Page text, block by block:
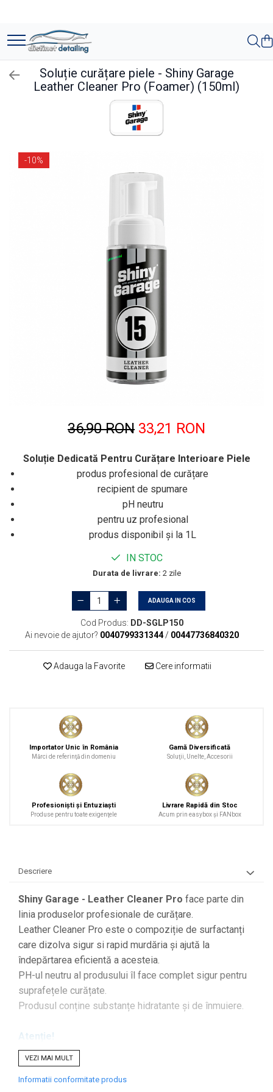
Toate Produsele
Unelte Tornador®
Piese de Schimb Tornador®
Lămpi Inspecţie şi Lucru
Paste Polish Gama Marină
Protecţii Ceramice
Sealant şi Quick Detailer
Interior
Textile
Plastice
Recondiţionare Piele
Mănuşi Spălare
Prosoape Uscare
Lavete Microfibră
Aplicatoare Microfibră
Pensule şi Perii
Kit-uri Detailing
Seria PRO (5L & 25L)
Exterior
Interior
Jante şi Anvelope
Compartiment Motor
Detailing Outlet
Soluție curățare piele - Shiny Garage
Leather Cleaner Pro (Foamer) (150ml)
-10%
36,90 RON 33,21 RON
Soluție Dedicată Pentru Curățare Interioare Piele
produs profesional de curățare
recipient de spumare
pH neutru
pentru uz profesional
produs disponibil și la 1L
IN STOC
Durata de livrare: 2 zile
ADAUGA IN COS
Cod Produs: DD-SGLP150
Ai nevoie de ajutor? 0040799331344 / 00447736840320
Adauga la Favorite Cere informatii
Importator Unic în România
Mărci de referinţă din domeniu
Gamă Diversificată
Soluţii, Unelte, Accesorii
Profesionişti şi Entuziaşti
Produse pentru toate exigenţele
Livrare Rapidă din Stoc
Acum prin easybox şi FANbox
Descriere
Shiny Garage - Leather Cleaner Pro face parte din
linia produselor profesionale de curățare.
Leather Cleaner Pro este o compoziție de surfactanți
care dizolva sigur si rapid murdăria și ajută la
îndepărtarea eficientă a acesteia.
PH-ul neutru al produsului îl face complet sigur pentru
suprafețele curățate.
Produsul conține substanțe hidratante și de înmuiere.
Atenție!
Această versiune a fost formulată
pentru utilizatorii profesioniști care doresc un
produs cu eficiență maximă pentru curățarea
VEZI MAI MULT
Informatii conformitate produs